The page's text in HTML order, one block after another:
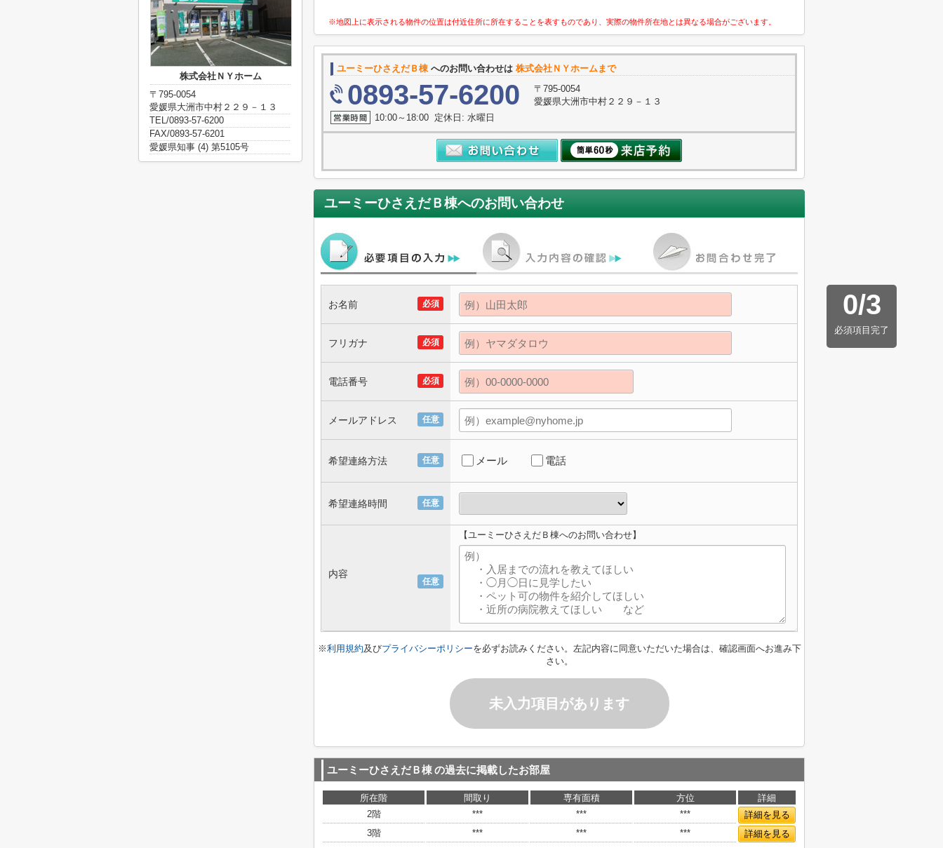
※地図上に表示される物件の位置は付近住所に所在することを表すものであり、実際の物件所在地とは異なる場合がございます。
ユーミーひさえだＢ棟 へのお問い合わせは 株式会社ＮＹホームまで
0893-57-6200
〒795-0054
愛媛県大洲市中村２２９－１３
10:00～18:00 定休日: 水曜日
ユーミーひさえだＢ棟へのお問い合わせ
0/3
必須項目完了
必須
お名前
必須
フリガナ
必須
電話番号
任意
メールアドレス
任意
希望連絡方法 メール 電話
任意
希望連絡時間
任意
内容
【ユーミーひさえだＢ棟へのお問い合わせ】
※利用規約及びプライバシーポリシーを必ずお読みください。左記内容に同意いただいた場合は、確認画面へお進み下
さい。
未入力項目があります
ユーミーひさえだＢ棟の過去に掲載したお部屋
所在階 間取り 専有面積 方位
詳細
2階
*** *** ***
詳細を見る
3階
*** *** *** 詳細を見る
株式会社ＮＹホーム
〒795-0054
愛媛県大洲市中村２２９－１３
TEL/0893-57-6200
FAX/0893-57-6201
愛媛県知事 (4) 第5105号